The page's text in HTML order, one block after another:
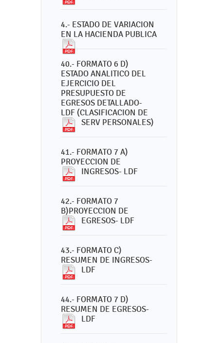
4.- ESTADO DE VARIACION
EN LA HACIENDA PUBLICA
40.- FORMATO 6 D)
ESTADO ANALITICO DEL
EJERCICIO DEL
PRESUPUESTO DE
EGRESOS DETALLADO-
LDF (CLASIFICACION DE
SERV PERSONALES)
41.- FORMATO 7 A)
PROYECCION DE
INGRESOS- LDF
42.- FORMATO 7
B)PROYECCION DE
EGRESOS- LDF
43.- FORMATO C)
RESUMEN DE INGRESOS-
LDF
44.- FORMATO 7 D)
RESUMEN DE EGRESOS-
LDF